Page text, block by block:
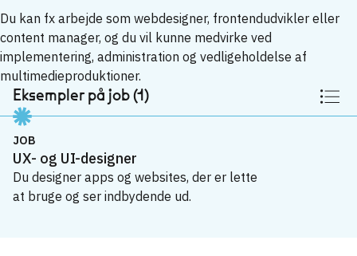
Du kan fx arbejde som webdesigner, frontendudvikler eller
content manager, og du vil kunne medvirke ved
implementering, administration og vedligeholdelse af
multimedieproduktioner.
Eksempler på job (1)
JOB
UX- og UI-designer
Du designer apps og websites, der er lette
at bruge og ser indbydende ud.